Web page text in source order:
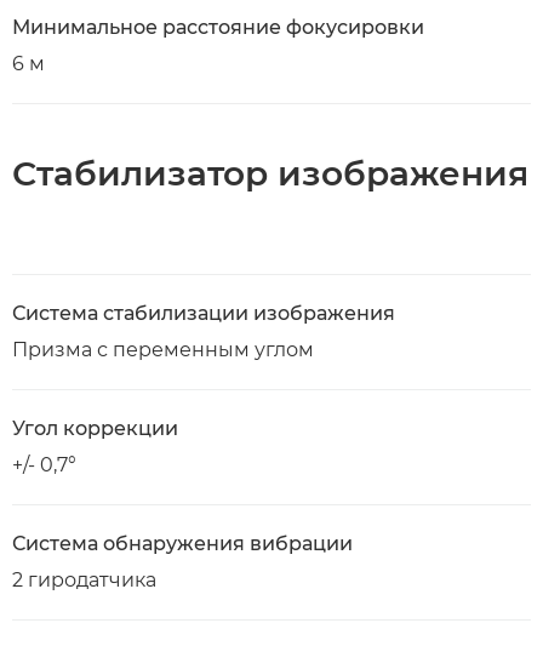
Минимальное расстояние фокусировки
6 м
Стабилизатор изображения
Система стабилизации изображения
Призма с переменным углом
Угол коррекции
+/- 0,7°
Система обнаружения вибрации
2 гиродатчика